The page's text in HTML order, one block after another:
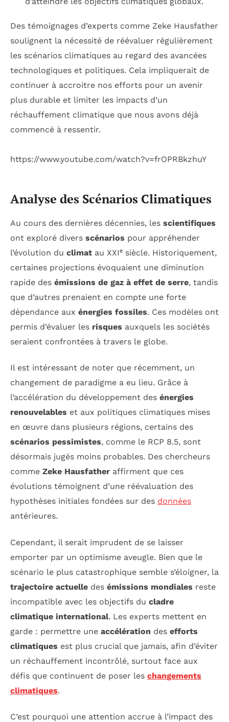
Des témoignages d’experts comme Zeke Hausfather
soulignent la nécessité de réévaluer régulièrement
les scénarios climatiques au regard des avancées
technologiques et politiques. Cela impliquerait de
continuer à accroitre nos efforts pour un avenir
plus durable et limiter les impacts d’un
réchauffement climatique que nous avons déjà
commencé à ressentir.
https://www.youtube.com/watch?v=frOPRBkzhuY
Analyse des Scénarios Climatiques
Au cours des dernières décennies, les scientifiques
ont exploré divers scénarios pour appréhender
l’évolution du climat au XXIᵉ siècle. Historiquement,
certaines projections évoquaient une diminution
rapide des émissions de gaz à effet de serre, tandis
que d’autres prenaient en compte une forte
dépendance aux énergies fossiles. Ces modèles ont
permis d’évaluer les risques auxquels les sociétés
seraient confrontées à travers le globe.
Il est intéressant de noter que récemment, un
changement de paradigme a eu lieu. Grâce à
l’accélération du développement des énergies
renouvelables et aux politiques climatiques mises
en œuvre dans plusieurs régions, certains des
scénarios pessimistes, comme le RCP 8.5, sont
désormais jugés moins probables. Des chercheurs
comme Zeke Hausfather affirment que ces
évolutions témoignent d’une réévaluation des
hypothèses initiales fondées sur des données
antérieures.
Cependant, il serait imprudent de se laisser
emporter par un optimisme aveugle. Bien que le
scénario le plus catastrophique semble s’éloigner, la
trajectoire actuelle des émissions mondiales reste
incompatible avec les objectifs du cladre
climatique international. Les experts mettent en
garde : permettre une accélération des efforts
climatiques est plus crucial que jamais, afin d’éviter
un réchauffement incontrôlé, surtout face aux
défis que continuent de poser les changements
climatiques.
C’est pourquoi une attention accrue à l’impact des